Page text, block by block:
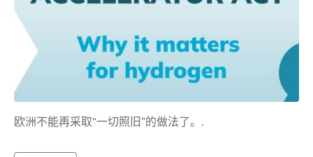
欧洲不能再采取“一切照旧”的做法了。.